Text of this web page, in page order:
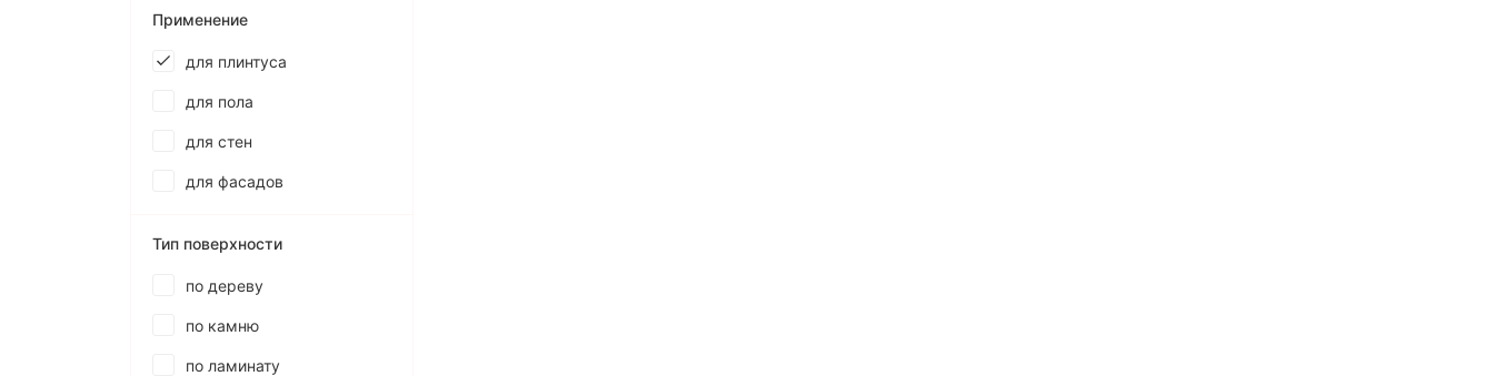
Применение
для плинтуса
для пола
для стен
для фасадов
Тип поверхности
по дереву
по камню
по ламинату